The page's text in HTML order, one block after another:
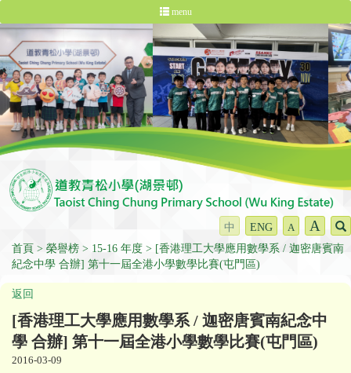
menu
中 ENG A A
首頁 榮譽榜 15-16 年度
[香港理工大學應用數學系 / 迦密唐賓南
紀念中學 合辦] 第十一屆全港小學數學比賽(屯門區)
返回
[香港理工大學應用數學系 / 迦密唐賓南紀念中
學 合辦] 第十一屆全港小學數學比賽(屯門區)
2016-03-09